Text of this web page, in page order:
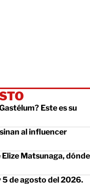
Este es su
al influencer
Elize Matsunaga, dónde
5 de agosto del 2026.